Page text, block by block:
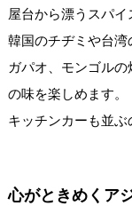
屋台から漂うスパイ
韓国のチヂミや台
ガパオ、モンゴル
の味を楽しめます。
キッチンカーも並ぶ
心がときめくア